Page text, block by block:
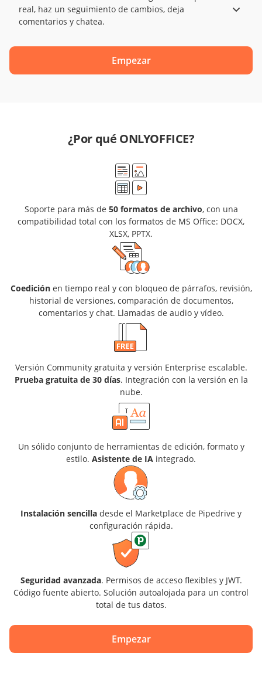
real, haz un seguimiento de cambios, deja
comentarios y chatea.
Empezar
¿Por qué ONLYOFFICE?
Soporte para más de 50 formatos de archivo, con una
compatibilidad total con los formatos de MS Office: DOCX,
XLSX, PPTX.
Coediciónen tiempo real y con bloqueo de párrafos, revisión,
historial de versiones, comparación de documentos,
comentarios y chat. Llamadas de audio y vídeo.
Versión Community gratuita y versión Enterprise escalable.
Prueba gratuita de 30 días. Integración con la versión en la
nube.
Un sólido conjunto de herramientas de edición, formato y
estilo. Asistente de IA integrado.
Instalación sencilla desde el Marketplace de Pipedrive y
configuración rápida.
Seguridad avanzada. Permisos de acceso flexibles y JWT.
Código fuente abierto. Solución autoalojada para un control
total de tus datos.
Empezar